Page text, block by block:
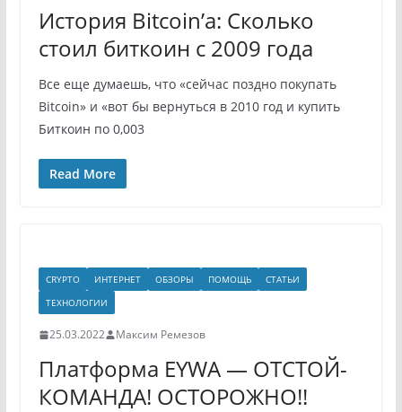
История Bitcoin’а: Сколько
стоил биткоин с 2009 года
Все еще думаешь, что «сейчас поздно покупать
Bitcoin» и «вот бы вернуться в 2010 год и купить
Биткоин по 0,003
Read More
CRYPTO ИНТЕРНЕТ ОБЗОРЫ ПОМОЩЬ
СТАТЬИ
ТЕХНОЛОГИИ
25.03.2022 Максим Ремезов
Платформа EYWA — ОТСТОЙ-
КОМАНДА! ОСТОРОЖНО!!